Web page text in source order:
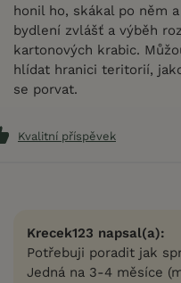
honil ho, skákal po něm
bydlení zvlášť a výběh
kartonových krabic.
hlídat hranici teritorií,
se porvat.
Kvalitní příspěvek
Krecek123 napsal(a):
Potřebuji poradit jak
Jedná na 3-4 měsíce